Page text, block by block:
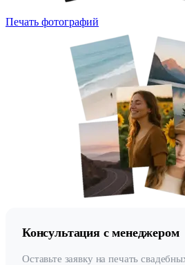
Печать фотографий
Консультация с менеджером
Оставьте заявку на печать